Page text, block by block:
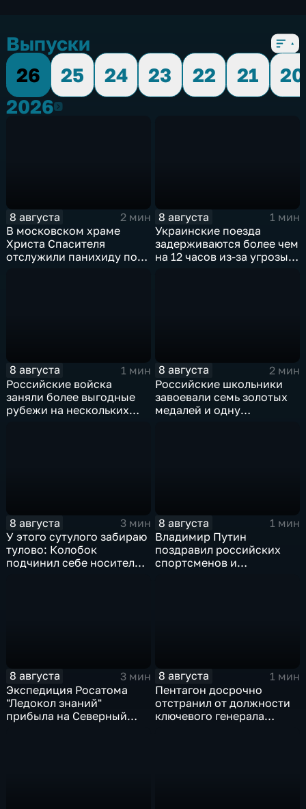
Выпуски
26
25 24 23 22 21
20
20262026
8 августа
2 мин
В московском храме
Христа Спасителя
отслужили панихиду по
8 августа
1 мин
Украинские поезда
задерживаются более чем
на 12 часов из-за угрозы
8 августа
1 мин
Российские войска
заняли более выгодные
рубежи на нескольких
8 августа
2 мин
Российские школьники
завоевали семь золотых
медалей и одну
8 августа
3 мин
У этого сутулого забираю
тулово: Колобок
подчинил себе носителя в
8 августа
1 мин
Владимир Путин
поздравил российских
спортсменов и
8 августа
3 мин
Экспедиция Росатома
"Ледокол знаний"
прибыла на Северный
8 августа
1 мин
Пентагон досрочно
отстранил от должности
ключевого генерала